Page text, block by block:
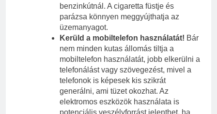
benzinkútnál. A cigaretta füstje és
parázsa könnyen meggyújthatja az
üzemanyagot.
Kerüld a mobiltelefon használatát! Bár
nem minden kutas állomás tiltja a
mobiltelefon használatát, jobb elkerülni a
telefonálást vagy szövegezést, mivel a
telefonok is képesek kis szikrát
generálni, ami tüzet okozhat. Az
elektromos eszközök használata is
potenciális veszélyforrást jelenthet, ha